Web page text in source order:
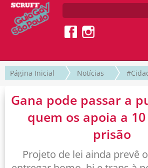
Página Inicial Notícias
Gana pode passar a
quem os apoia a
prisão
Projeto de lei ainda prevê